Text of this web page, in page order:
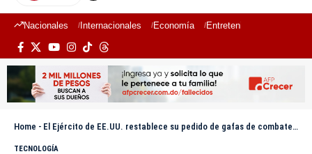
Nacionales Internacionales Economía Entretenimiento
Home - El Ejército de EE.UU. restablece su pedido de gafas de combate de Microsoft
TECNOLOGÍA